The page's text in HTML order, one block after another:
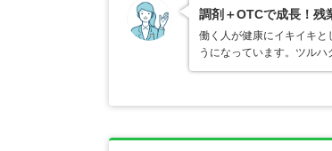
調剤＋OTCで成長！残
働く人が健康にイキイキと
うになっています。ツル